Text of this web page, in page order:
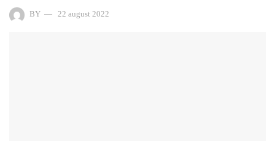
BY 22 august 2022